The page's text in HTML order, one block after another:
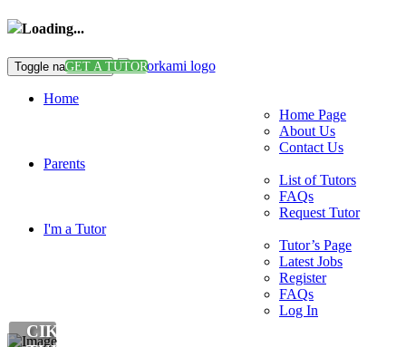
Loading...
Toggle navigationGET A TUTOR
Home
Home Page
About Us
Contact Us
Parents
List of Tutors
FAQs
Request Tutor
I'm a Tutor
Tutor’s Page
Latest Jobs
Register
FAQs
Log In
CIKGU